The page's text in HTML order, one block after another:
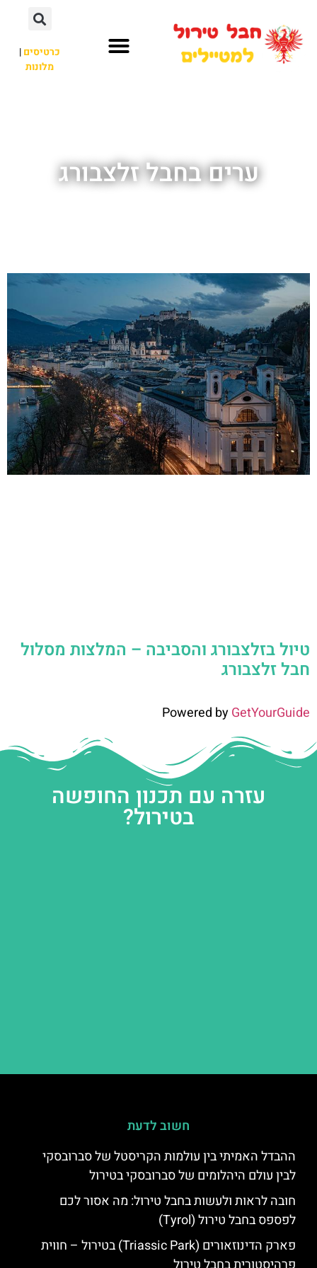
כרטיסים|
מלונות
ערים בחבל זלצבורג
טיול בזלצבורג והסביבה – המלצות מסלול
חבל זלצבורג
Powered byGetYourGuide
עזרה עם תכנון החופשה
בטירול?
חשוב לדעת
ההבדל האמיתי בין עולמות הקריסטל של סברובסקי
לבין עולם היהלומים של סברובסקי בטירול
חובה לראות ולעשות בחבל טירול: מה אסור לכם
לפספס בחבל טירול (Tyrol)
פארק הדינוזאורים (Triassic Park) בטירול – חווית